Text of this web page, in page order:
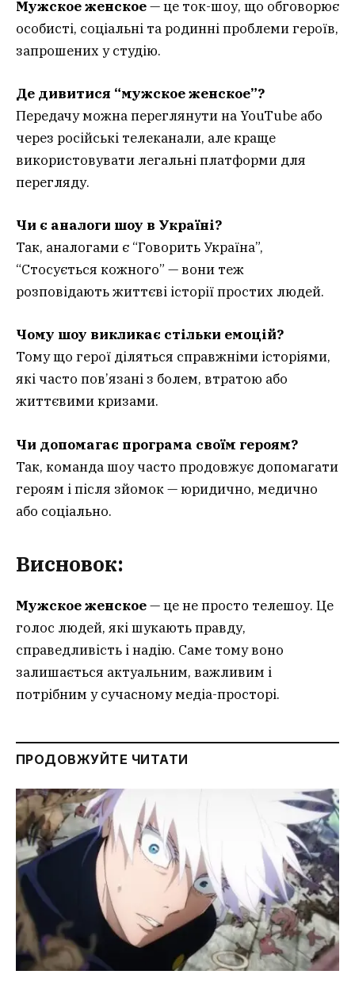
Мужское женское— це ток-шоу, що обговорює
особисті, соціальні та родинні проблеми героїв,
запрошених у студію.
Де дивитися “мужское женское”?
Передачу можна переглянути на YouTube або
через російські телеканали, але краще
використовувати легальні платформи для
перегляду.
Чи є аналоги шоу в Україні?
Так, аналогами є “Говорить Україна”,
“Стосується кожного” — вони теж
розповідають життєві історії простих людей.
Чому шоу викликає стільки емоцій?
Тому що герої діляться справжніми історіями,
які часто пов’язані з болем, втратою або
життєвими кризами.
Чи допомагає програма своїм героям?
Так, команда шоу часто продовжує допомагати
героям і після зйомок — юридично, медично
або соціально.
Висновок:
Мужское женское— це не просто телешоу. Це
голос людей, які шукають правду,
справедливість і надію. Саме тому воно
залишається актуальним, важливим і
потрібним у сучасному медіа-просторі.
ПРОДОВЖУЙТЕ ЧИТАТИ